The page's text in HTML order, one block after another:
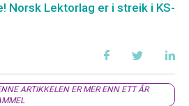
Norsk Lektorlag er i streik i KS-
ARTIKKELEN ER MER ENN ETT ÅR